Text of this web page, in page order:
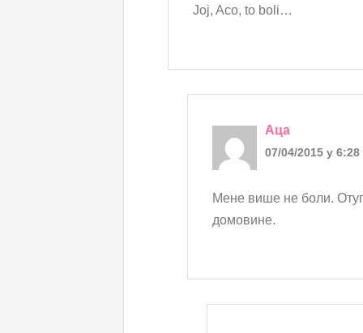
Joj, Aco, to boli…
Аца
07/04/2015 у 6:28
Мене више не боли.
домовине.